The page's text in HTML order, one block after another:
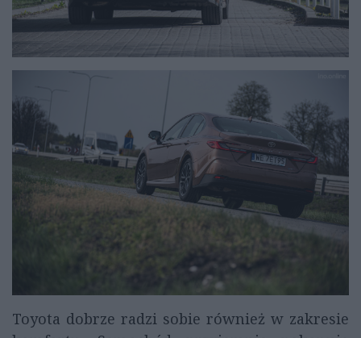
Toyota dobrze radzi sobie również w zakresie